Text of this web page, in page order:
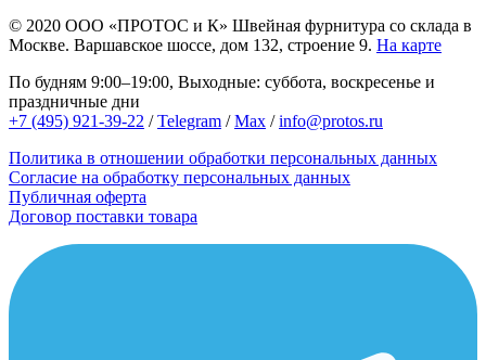
© 2020 ООО «ПРОТОС и К» Швейная фурнитура со склада в
Москве. Варшавское шоссе, дом 132, строение 9. На карте
По будням 9:00–19:00, Выходные: суббота, воскресенье и
праздничные дни
+7 (495) 921-39-22 /Telegram /Max /info@protos.ru
Политика в отношении обработки персональных данных
Согласие на обработку персональных данных
Публичная оферта
Договор поставки товара